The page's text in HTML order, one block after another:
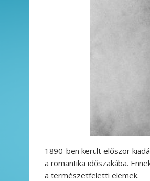
1890-ben került először
a romantika időszakába.
a természetfeletti elemek.